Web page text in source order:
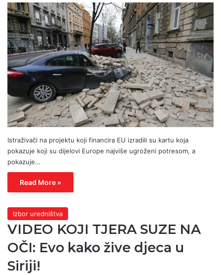
Istraživači na projektu koji financira EU izradili su kartu koja
pokazuje koji su dijelovi Europe najviše ugroženi potresom, a
pokazuje…
Read More »
Izbor uredništva
VIDEO KOJI TJERA SUZE NA
OČI: Evo kako žive djeca u
Siriji!